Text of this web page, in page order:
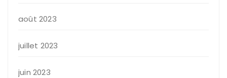
août 2023
juillet 2023
juin 2023